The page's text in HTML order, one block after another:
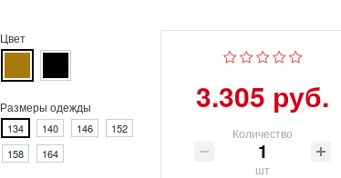
Цвет
Размеры одежды
134 140 146
152
158
164
3.305 руб.
Количество
шт